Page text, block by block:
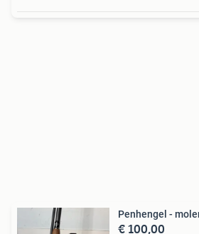
Penhengel -
€ 100,00